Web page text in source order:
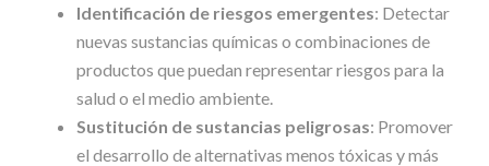
Identificación de riesgos emergentes: Detectar
nuevas sustancias químicas o combinaciones de
productos que puedan representar riesgos para la
salud o el medio ambiente.
Sustitución de sustancias peligrosas: Promover
el desarrollo de alternativas menos tóxicas y más